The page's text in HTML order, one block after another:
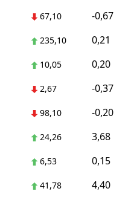
Kastamonu
Kayseri
Kırklareli
Kırşehir
Kocaeli
67,10 -0,67
235,10 0,21
10,05 0,20
2,67 -0,37
98,10 -0,20
24,26 3,68
6,53 0,15
41,78 4,40